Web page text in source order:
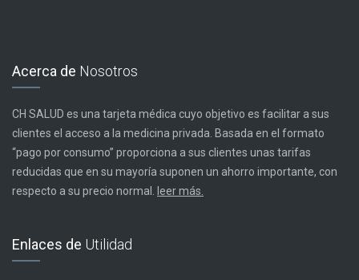
Acerca de Nosotros
CH SALUD es una tarjeta médica cuyo objetivo es facilitar a sus
clientes el acceso a la medicina privada. Basada en el formato
“pago por consumo” proporciona a sus clientes unas tarifas
reducidas que en su mayoría suponen un ahorro importante, con
respecto a su precio normal.
leer más.
Enlaces de Utilidad